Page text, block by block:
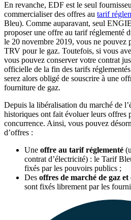
En revanche, EDF est le seul
commercialiser des offres au tarif
Bleu). Comme auparavant, seul
proposer une offre au tarif réglementé
le 20 novembre 2019, vous ne pouvez
TRV pour le gaz. Toutefois, si vous
vous pouvez conserver votre contrat
officielle de la fin des tarifs
serez alors obligé de souscrire à une
fourniture de gaz.
Depuis la libéralisation du marché de
historiques ont fait évoluer leurs offres
concurrence. Ainsi, vous pouvez
d’offres :
Une offre au tarif réglementé
contrat d’électricité) : le Tarif
fixés par les pouvoirs publics ;
Des offres de marché de gaz et
sont fixés librement par les